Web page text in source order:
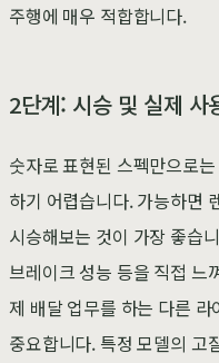
주행에 매우 적합합니다.
2단계: 시승 및 실제 사
숫자로 표현된 스펙만으로
하기 어렵습니다. 가능하면
시승해보는 것이 가장 좋습
브레이크 성능 등을 직접 느
제 배달 업무를 하는 다른
중요합니다. 특정 모델의 고